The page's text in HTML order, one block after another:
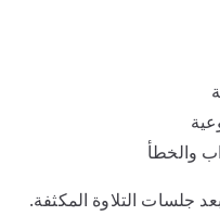
والخطأ
جلسات التلاوة المكثفة.